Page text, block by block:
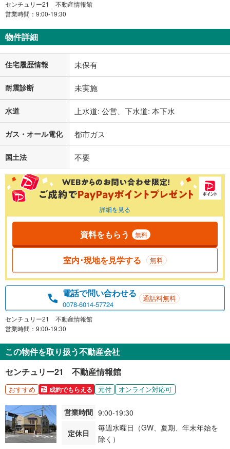
センチュリー21 不動産情報館
営業時間：9:00-19:30
物件詳細
住宅履歴情報 未保有
耐震診断 未実施
水道 上水道: 公営、下水道: 本下水
ガス・オール電化 都市ガス
国土法 不要
詳細を見る
資料をもらう 無料
室内･現地を見学する 無料
電話で問い合わせる
0078-6014-57724
通話料無料
センチュリー21 不動産情報館
営業時間：9:00-19:30
この物件を取り扱う不動産会社
センチュリー21 不動産情報館
おすすめ 成約でもらえる 元付 オンライン対応可
営業時間 9:00-19:30
定休日
毎週水曜日（GW、夏期、年末年始を
除く）